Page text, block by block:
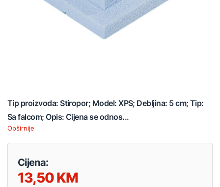
Tip proizvoda: Stiropor; Model: XPS; Debljina: 5 cm; Tip:
Sa falcom; Opis: Cijena se odnos...
Opširnije
Cijena:
13,50